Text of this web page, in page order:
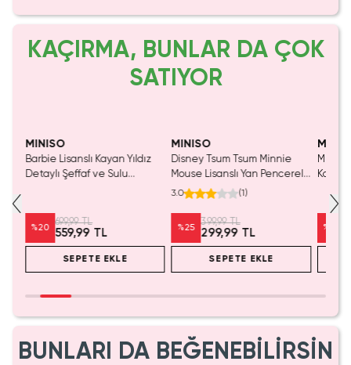
KAÇIRMA, BUNLAR DA ÇOK
SATIYOR
MINISO
Barbie Lisanslı Kayan Yıldız
Detaylı Şeffaf ve Sulu
%20
699,99 TL
559,99 TL
SEPETE EKLE
MINISO
Disney Tsum Tsum Minnie
Mouse Lisanslı Yan Pencereli
Mini Saklama Kutusu –
3.0 (1)
%25
399,99 TL
299,99 TL
SEPETE EKLE
Miniso
%
BUNLARI DA BEĞENEBİLİRSİN